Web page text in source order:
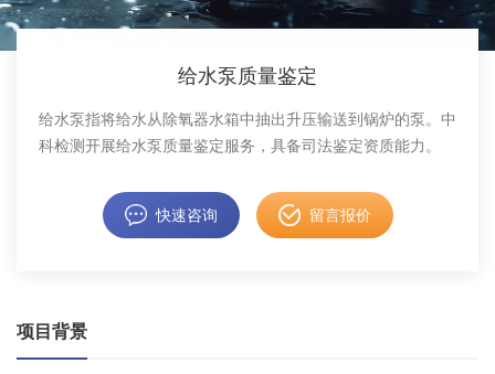
给水泵质量鉴定
​给水泵指将给水从除氧器水箱中抽出升压输送到锅炉的泵。中
科检测开展给水泵质量鉴定服务，具备司法鉴定资质能力。
快速咨询 留言报价
项目背景